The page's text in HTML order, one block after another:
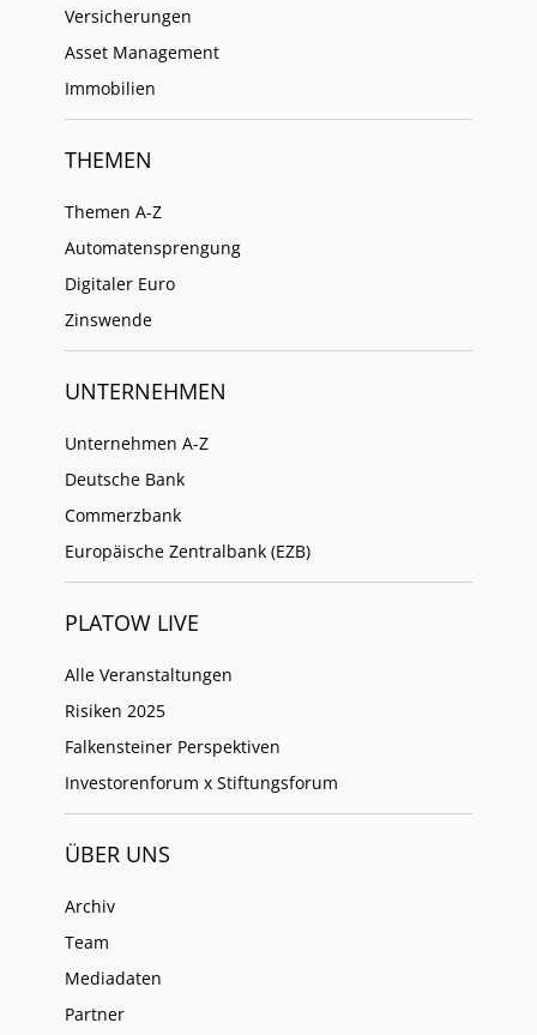
Versicherungen
Asset Management
Immobilien
THEMEN
Themen A-Z
Automatensprengung
Digitaler Euro
Zinswende
UNTERNEHMEN
Unternehmen A-Z
Deutsche Bank
Commerzbank
Europäische Zentralbank (EZB)
PLATOW LIVE
Alle Veranstaltungen
Risiken 2025
Falkensteiner Perspektiven
Investorenforum x Stiftungsforum
ÜBER UNS
Archiv
Team
Mediadaten
Partner